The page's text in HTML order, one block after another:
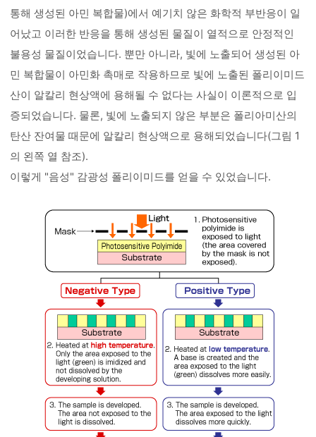
통해 생성된 아민 복합물)에서 예기치 않은 화학적 부반응이 일
어났고 이러한 반응을 통해 생성된 물질이 열적으로 안정적인
불용성 물질이었습니다. 뿐만 아니라, 빛에 노출되어 생성된 아
민 복합물이 아민화 촉매로 작용하므로 빛에 노출된 폴리이미드
산이 알칼리 현상액에 용해될 수 없다는 사실이 이론적으로 입
증되었습니다. 물론, 빛에 노출되지 않은 부분은 폴리아미산의
탄산 잔여물 때문에 알칼리 현상액으로 용해되었습니다(그림 1
의 왼쪽 열 참조).
이렇게 "음성" 감광성 폴리이미드를 얻을 수 있었습니다.